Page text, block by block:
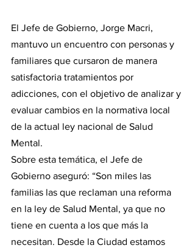
El Jefe de Gobierno, Jorge Macri,
mantuvo un encuentro con personas y
familiares que cursaron de manera
satisfactoria tratamientos por
adicciones, con el objetivo de analizar y
evaluar cambios en la normativa local
de la actual ley nacional de Salud
Mental.
Sobre esta temática, el Jefe de
Gobierno aseguró: “Son miles las
familias las que reclaman una reforma
en la ley de Salud Mental, ya que no
tiene en cuenta a los que más la
necesitan. Desde la Ciudad estamos